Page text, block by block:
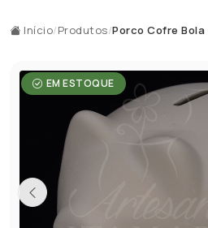
Início/Produtos/Porco Cofre Bola
EM ESTOQUE